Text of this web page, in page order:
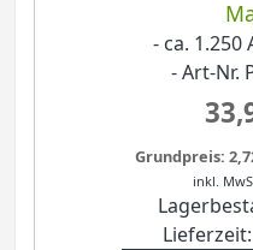
- ca. 1.250
- Art-Nr.
Grundpreis:
inkl.